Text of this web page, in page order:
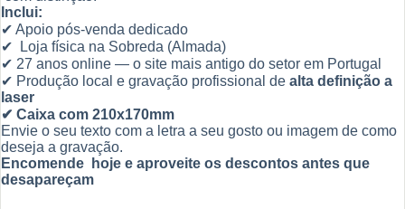
Inclui:
✔ Apoio pós-venda dedicado
✔ Loja física na Sobreda (Almada)
✔ 27 anos online — o site mais antigo do setor em Portugal
✔ Produção local e gravação profissional de alta definição a
laser
✔ Caixa com 210x170mm
Envie o seu texto com a letra a seu gosto ou imagem de como
deseja a gravação.
Encomende hoje e aproveite os descontos antes que
desapareçam